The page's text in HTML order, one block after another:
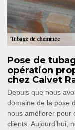
Pose de
opération
chez Calvet
Depuis que nous
domaine de la pose
nous améliorer pour
clients. Aujourd’hui,